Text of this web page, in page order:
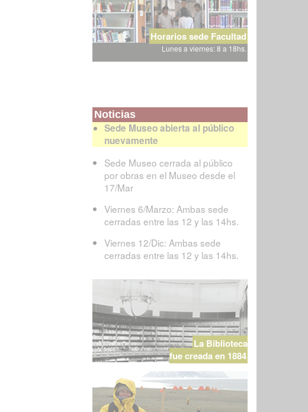
Horarios sede Facultad
Lunes a viernes: 8 a 18hs.
Noticias
Sede Museo abierta al público
nuevamente
Sede Museo cerrada al público
por obras en el Museo desde el
17/Mar
Viernes 6/Marzo: Ambas sede
cerradas entre las 12 y las 14hs.
Viernes 12/Dic: Ambas sede
cerradas entre las 12 y las 14hs.
La Biblioteca
fue creada en 1884